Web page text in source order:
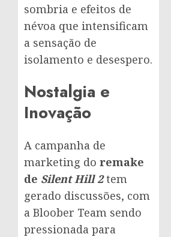
sombria e efeitos de
névoa que intensificam
a sensação de
isolamento e desespero.
Nostalgia e
Inovação
A campanha de
marketing do remake
de Silent Hill 2tem
gerado discussões, com
a Bloober Team sendo
pressionada para